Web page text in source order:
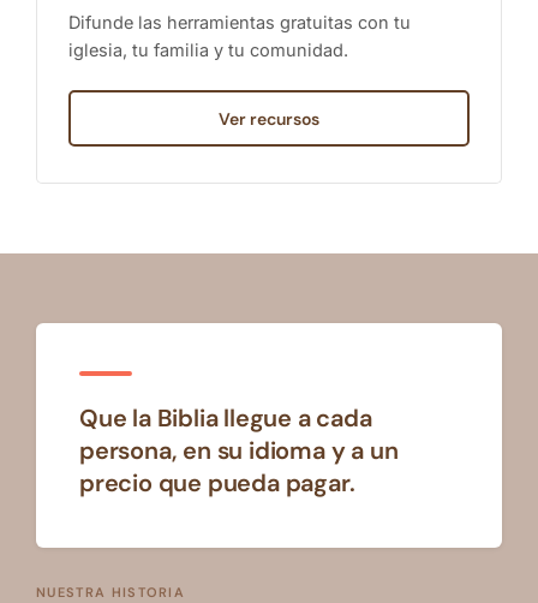
Difunde las herramientas gratuitas con tu
iglesia, tu familia y tu comunidad.
Ver recursos
Que la Biblia llegue a cada
persona, en su idioma y a un
precio que pueda pagar.
NUESTRA HISTORIA